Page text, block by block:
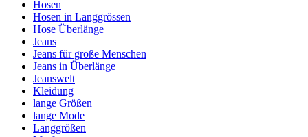
Hosen
Hosen in Langgrössen
Hose Überlänge
Jeans
Jeans für große Menschen
Jeans in Überlänge
Jeanswelt
Kleidung
lange Größen
lange Mode
Langgrößen